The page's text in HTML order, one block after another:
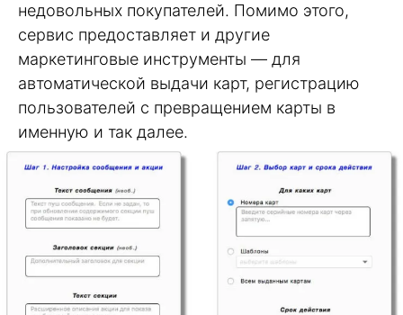
недовольных покупателей. Помимо этого,
сервис предоставляет и другие
маркетинговые инструменты — для
автоматической выдачи карт, регистрацию
пользователей с превращением карты в
именную и так далее.